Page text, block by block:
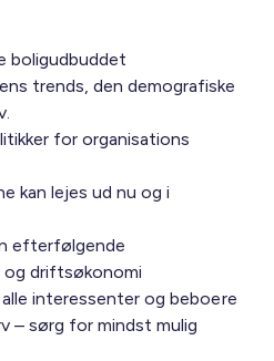
boligudbuddet
trends, den demografiske
for organisations
kan lejes ud nu og i
efterfølgende
og driftsøkonomi
interessenter og beboere
– sørg for mindst mulig